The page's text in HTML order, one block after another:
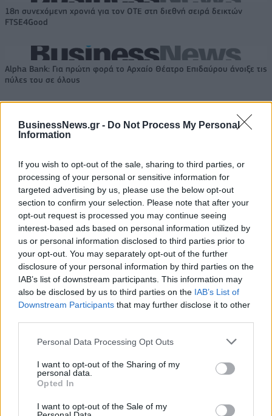
BusinessNews.gr - Do Not Process My Personal
Information
If you wish to opt-out of the sale, sharing to third parties, or
processing of your personal or sensitive information for
targeted advertising by us, please use the below opt-out
section to confirm your selection. Please note that after your
opt-out request is processed you may continue seeing
interest-based ads based on personal information utilized by
us or personal information disclosed to third parties prior to
your opt-out. You may separately opt-out of the further
disclosure of your personal information by third parties on the
IAB’s list of downstream participants. This information may
also be disclosed by us to third parties on the IAB’s List of
Downstream Participants that may further disclose it to other
Personal Data Processing Opt Outs
I want to opt-out of the Sharing of my
personal data.
Opted In
I want to opt-out of the Sale of my
18η συνεχόμενη χρονιά για τον ΟΤΕ στη διεθνή σειρά δεικτών
FTSE4Good
Alpha Bank: Για πρώτη φορά το Αρχαίο Θέατρο Επιδαύρου άνοιξε τις
πύλες του σε όλους
Επίσκεψη Μιχάλη
Αδαμαντιάδη, Προέδρου
Ε.Ε.ΣΥ.Μ στον Οργανισμό
Λιμένος Βόλου Α.Ε
30/01/2020 - 16:22
Τα βραβεία που ξεχώρισαν
στην 7η ΕΞΠΟΤΡΟΦ
30/01/2020 - 16:26